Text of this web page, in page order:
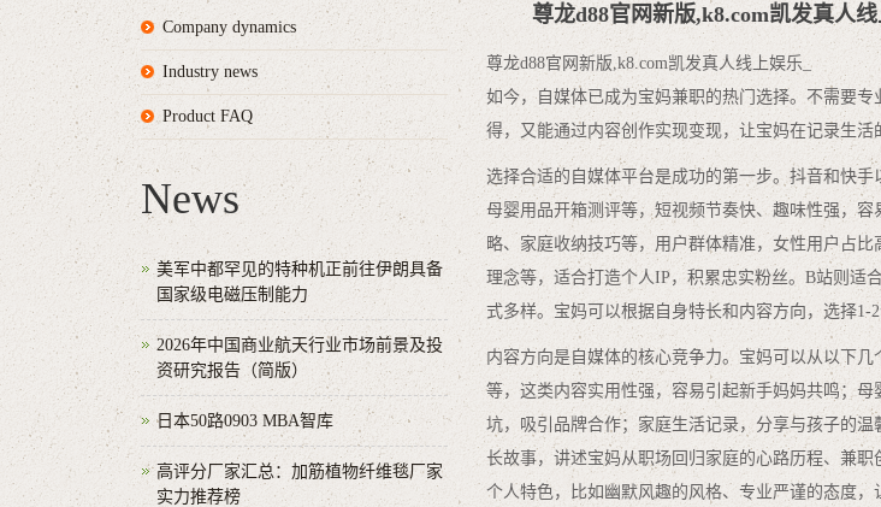
尊龙d88官网新版,k8.com凯发真人
尊龙d88官网新版,k8.com凯发真人线上娱乐_
如今，自媒体已成为宝妈兼职的热门选择。不需要
得，又能通过内容创作实现变现，让宝妈在记录生
选择合适的自媒体平台是成功的第一步。抖音和快
母婴用品开箱测评等，短视频节奏快、趣味性强，
略、家庭收纳技巧等，用户群体精准，女性用户占
理念等，适合打造个人IP，积累忠实粉丝。B站则适
式多样。宝妈可以根据自身特长和内容方向，选择1-
内容方向是自媒体的核心竞争力。宝妈可以从以下
等，这类内容实用性强，容易引起新手妈妈共鸣；
坑，吸引品牌合作；家庭生活记录，分享与孩子的
长故事，讲述宝妈从职场回归家庭的心路历程、兼
个人特色，比如幽默风趣的风格、专业严谨的态度，
Company dynamics
Industry news
Product FAQ
News
美军中都罕见的特种机正前往伊朗具备
国家级电磁压制能力
2026年中国商业航天行业市场前景及投
资研究报告（简版）
日本50路0903 MBA智库
高评分厂家汇总：加筋植物纤维毯厂家
实力推荐榜